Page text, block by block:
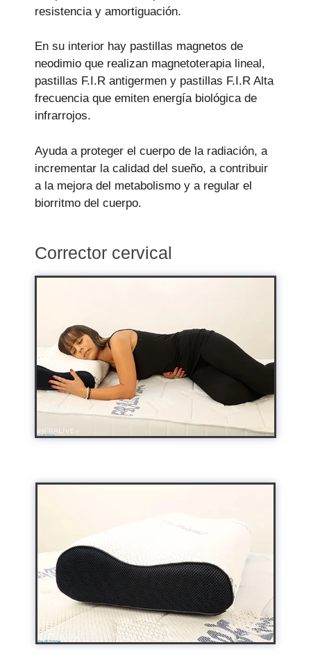
resistencia y amortiguación.
En su interior hay pastillas magnetos de
neodimio que realizan magnetoterapia lineal,
pastillas F.I.R antigermen y pastillas F.I.R Alta
frecuencia que emiten energía biológica de
infrarrojos.
Ayuda a proteger el cuerpo de la radiación, a
incrementar la calidad del sueño, a contribuir
a la mejora del metabolismo y a regular el
biorritmo del cuerpo.
Corrector cervical